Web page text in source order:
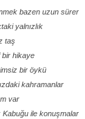
bazen uzun sürer
yalnızlık
taş
bir hikaye
bir öykü
kahramanlar
var
ile konuşmalar